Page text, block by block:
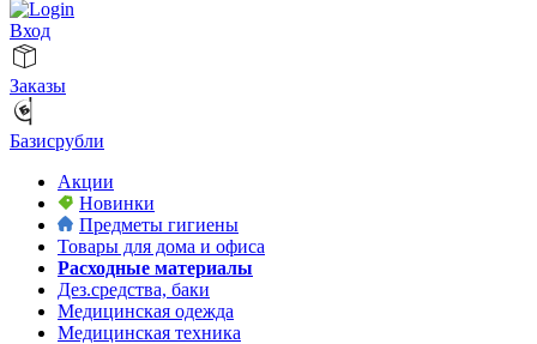
Вход
Заказы
Базисрубли
Акции
Новинки
Предметы гигиены
Товары для дома и офиса
Расходные материалы
Дез.средства, баки
Медицинская одежда
Медицинская техника